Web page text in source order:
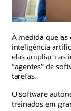
À medida que as
inteligência
elas ampliam as
“agentes” de
tarefas.
O software
treinados em